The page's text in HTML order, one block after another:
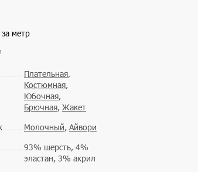
метр
Плательная,
Костюмная,
Юбочная,
Брючная, Жакет
Молочный, Айвори
93% шерсть, 4%
эластан, 3% акрил